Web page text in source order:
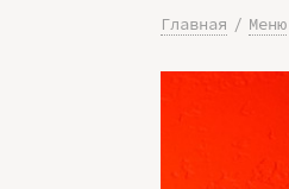
Главная Меню